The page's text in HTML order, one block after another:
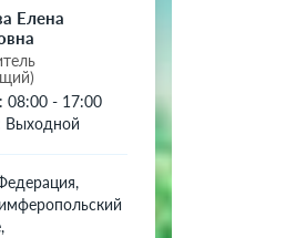
Елена
08:00 - 17:00
Выходной